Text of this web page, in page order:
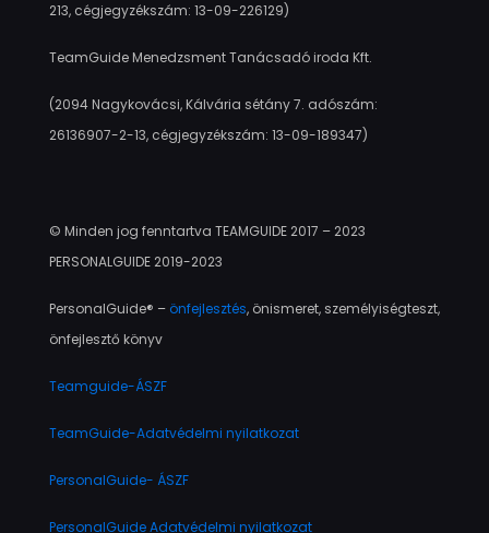
213, cégjegyzékszám: 13-09-226129)
TeamGuide Menedzsment Tanácsadó iroda Kft.
(2094 Nagykovácsi, Kálvária sétány 7. adószám:
26136907-2-13, cégjegyzékszám: 13-09-189347)
© Minden jog fenntartva TEAMGUIDE 2017 – 2023
PERSONALGUIDE 2019-2023
PersonalGuide® – önfejlesztés, önismeret, személyiségteszt,
önfejlesztő könyv
Teamguide-ÁSZF
TeamGuide-Adatvédelmi nyilatkozat
PersonalGuide- ÁSZF
PersonalGuide Adatvédelmi nyilatkozat